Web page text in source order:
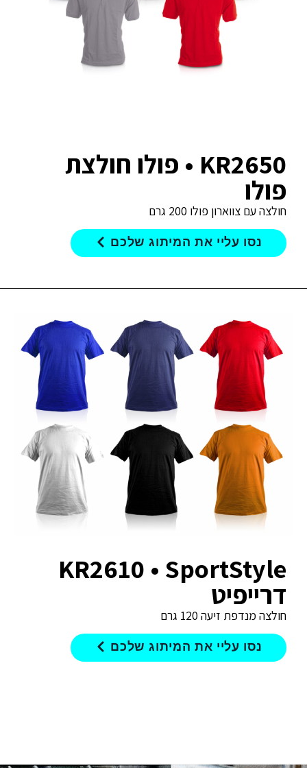
KR2650 • פולו חולצת
פולו
חולצה עם צווארון פולו 200 גרם
נסו עליי את המיתוג שלכם
KR2610 • SportStyle
דרייפיט
חולצה מנדפת זיעה 120 גרם
נסו עליי את המיתוג שלכם